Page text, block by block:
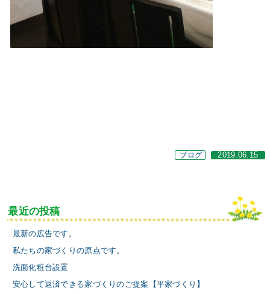
ブログ 2019.06.15
最近の投稿
最新の広告です。
私たちの家づくりの原点です。
洗面化粧台設置
安心して返済できる家づくりのご提案【平家づくり】